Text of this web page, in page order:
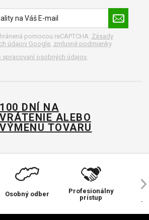
pomocou reCAPTCHA. Zásady
údajov Google, zmluvné podmienky.
spracovaní osobných údajov.
100 DNÍ NA
VRÁTENIE ALEBO
VÝMENU TOVARU
Osobný odber
Profesionálny
prístup